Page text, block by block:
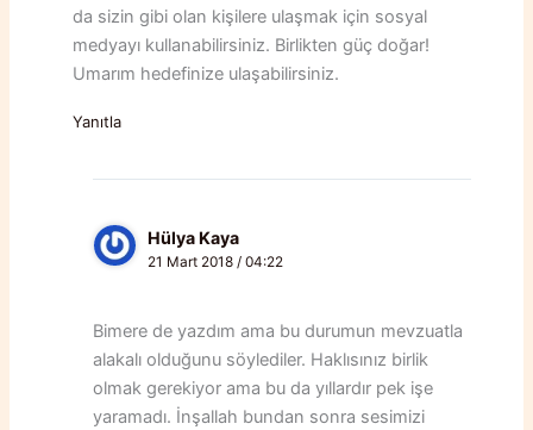
da sizin gibi olan kişilere ulaşmak için sosyal
medyayı kullanabilirsiniz. Birlikten güç doğar!
Umarım hedefinize ulaşabilirsiniz.
Yanıtla
Hülya Kaya
21 Mart 2018 / 04:22
Bimere de yazdım ama bu durumun mevzuatla
alakalı olduğunu söylediler. Haklısınız birlik
olmak gerekiyor ama bu da yıllardır pek işe
yaramadı. İnşallah bundan sonra sesimizi